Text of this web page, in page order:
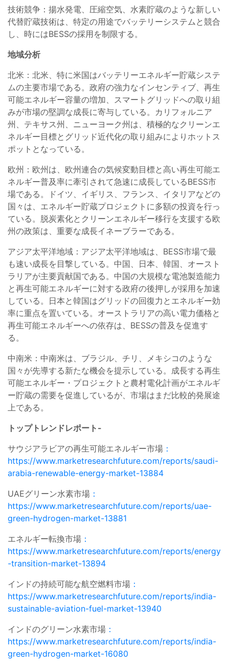
技術競争：揚水発電、圧縮空気、水素貯蔵のような新しい
代替貯蔵技術は、特定の用途でバッテリーシステムと競合
し、時にはBESSの採用を制限する。
地域分析
北米：北米、特に米国はバッテリーエネルギー貯蔵システ
ムの主要市場である。政府の強力なインセンティブ、再生
可能エネルギー容量の増加、スマートグリッドへの取り組
みが市場の堅調な成長に寄与している。カリフォルニア
州、テキサス州、ニューヨーク州は、積極的なクリーンエ
ネルギー目標とグリッド近代化の取り組みによりホットス
ポットとなっている。
欧州：欧州は、欧州連合の気候変動目標と高い再生可能エ
ネルギー普及率に牽引されて急速に成長しているBESS市
場である。ドイツ、イギリス、フランス、イタリアなどの
国々は、エネルギー貯蔵プロジェクトに多額の投資を行っ
ている。脱炭素化とクリーンエネルギー移行を支援する欧
州の政策は、重要な成長イネーブラーである。
アジア太平洋地域：アジア太平洋地域は、BESS市場で最
も速い成長を目撃している。中国、日本、韓国、オースト
ラリアが主要貢献国である。中国の大規模な電池製造能力
と再生可能エネルギーに対する政府の後押しが採用を加速
している。日本と韓国はグリッドの回復力とエネルギー効
率に重点を置いている。オーストラリアの高い電力価格と
再生可能エネルギーへの依存は、BESSの普及を促進す
る。
中南米：中南米は、ブラジル、チリ、メキシコのような
国々が先導する新たな機会を提示している。成長する再生
可能エネルギー・プロジェクトと農村電化計画がエネルギ
ー貯蔵の需要を促進しているが、市場はまだ比較的発展途
上である。
トップトレンドレポート-
サウジアラビアの再生可能エネルギー市場 ：
https://www.marketresearchfuture.com/reports/saudi-
arabia-renewable-energy-market-13884
UAEグリーン水素市場 ：
https://www.marketresearchfuture.com/reports/uae-
green-hydrogen-market-13881
エネルギー転換市場 ：
https://www.marketresearchfuture.com/reports/energy
-transition-market-13894
インドの持続可能な航空燃料市場 ：
https://www.marketresearchfuture.com/reports/india-
sustainable-aviation-fuel-market-13940
インドのグリーン水素市場 ：
https://www.marketresearchfuture.com/reports/india-
green-hydrogen-market-16080